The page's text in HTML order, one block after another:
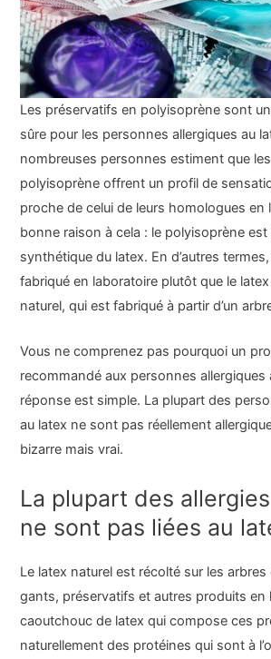
Les préservatifs en polyisoprène sont
sûre pour les personnes allergiques au
nombreuses personnes estiment que
polyisoprène offrent un profil de
proche de celui de leurs homologues en
bonne raison à cela : le polyisoprène est
synthétique du latex. En d’autres
fabriqué en laboratoire plutôt que le
naturel, qui est fabriqué à partir d’un
Vous ne comprenez pas pourquoi un
recommandé aux personnes allergiques
réponse est simple. La plupart des
au latex ne sont pas réellement
bizarre mais vrai.
La plupart des
ne sont pas liées au
Le latex naturel est récolté sur les
gants, préservatifs et autres produits en
caoutchouc de latex qui compose ces
naturellement des protéines qui sont à